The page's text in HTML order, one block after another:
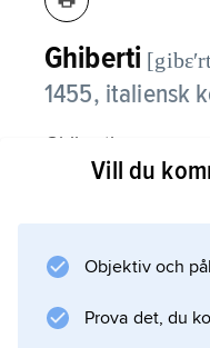
Ghiberti
1455, italiensk
Ghiberti, som var
genombrott vid
formbildning,
Paradisporten
Vill du
Objektiv och
Prova det, du